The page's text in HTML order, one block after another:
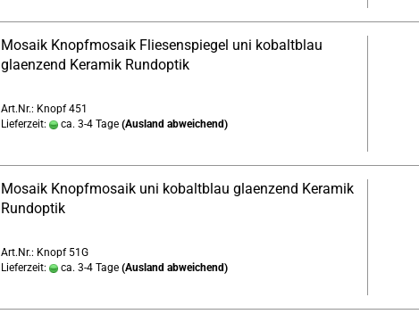
Mosaik Knopfmosaik Fliesenspiegel uni kobaltblau
glaenzend Keramik Rundoptik
Art.Nr.: Knopf 451
Lieferzeit:
ca. 3-4 Tage (Ausland abweichend)
Mosaik Knopfmosaik uni kobaltblau glaenzend Keramik
Rundoptik
Art.Nr.: Knopf 51G
Lieferzeit:
ca. 3-4 Tage (Ausland abweichend)